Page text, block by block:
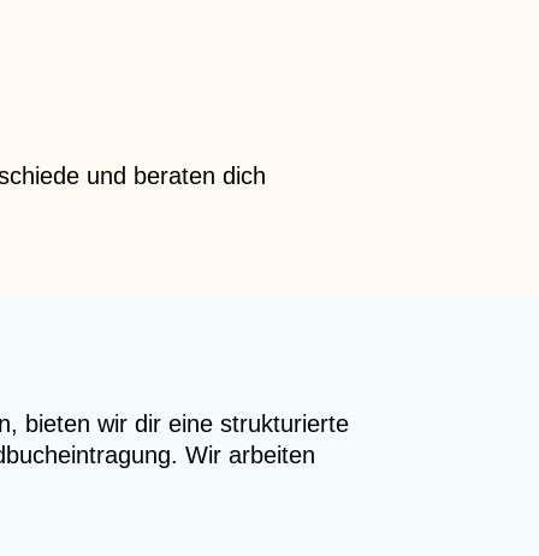
und beraten dich
bieten wir dir eine strukturierte
Wir arbeiten